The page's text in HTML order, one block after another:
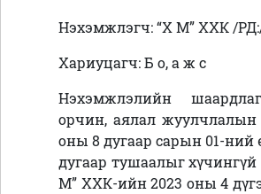
Нэхэмжлэгч:“Х М” ХХК/РД:
Хариуцагч:Б о, а ж с
Нэхэмжлэлийн
орчин, аялал жуулчлалын
оны 8 дугаар сарын 01-ний
дугаар тушаалыг хүчингүй
М” ХХК-ийн 2023 оны 4